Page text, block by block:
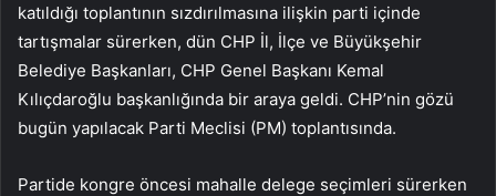
katıldığı toplantının sızdırılmasına ilişkin parti içinde
tartışmalar sürerken, dün CHP İl, İlçe ve Büyükşehir
Belediye Başkanları, CHP Genel Başkanı Kemal
Kılıçdaroğlu başkanlığında bir araya geldi. CHP’nin gözü
bugün yapılacak Parti Meclisi (PM) toplantısında.
Partide kongre öncesi mahalle delege seçimleri sürerken